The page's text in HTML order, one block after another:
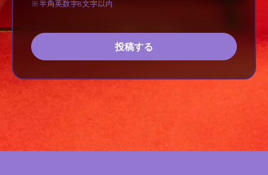
※半角英数字8文字以内
投稿する